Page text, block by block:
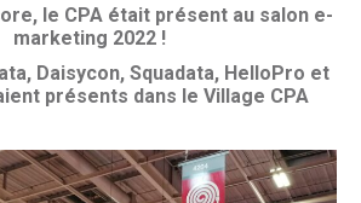
le CPA était présent au salon e-
marketing 2022 !
Daisycon, Squadata, HelloPro et
présents dans le Village CPA